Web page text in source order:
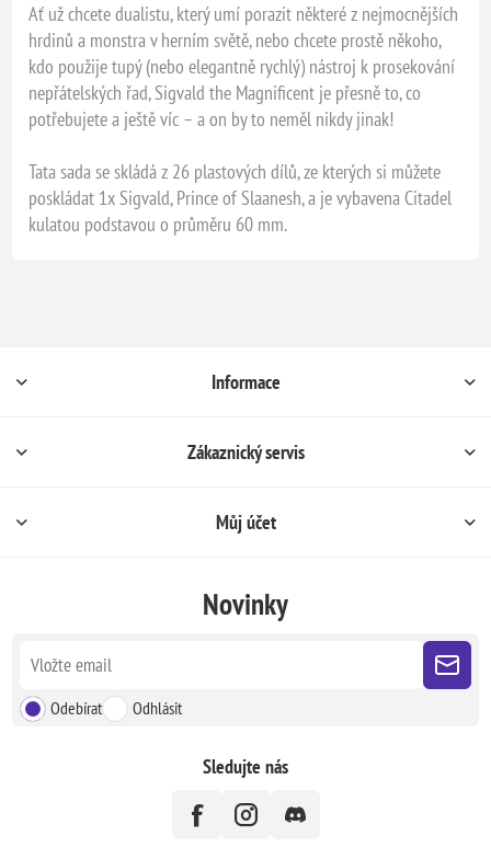
Ať už chcete dualistu, který umí porazit některé z nejmocnějších
hrdinů a monstra v herním světě, nebo chcete prostě někoho,
kdo použije tupý (nebo elegantně rychlý) nástroj k prosekování
nepřátelských řad, Sigvald the Magnificent je přesně to, co
potřebujete a ještě víc – a on by to neměl nikdy jinak!
Tata sada se skládá z 26 plastových dílů, ze kterých si můžete
poskládat 1x Sigvald, Prince of Slaanesh, a je vybavena Citadel
kulatou podstavou o průměru 60 mm.
Informace
Zákaznický servis
Můj účet
Novinky
Odebírat Odhlásit
Sledujte nás